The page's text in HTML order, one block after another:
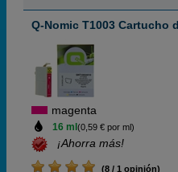
Q-Nomic T1003 Cartucho
magenta
16 ml (0,59 € por ml)
¡Ahorra más!
(8 / 1 opinión)